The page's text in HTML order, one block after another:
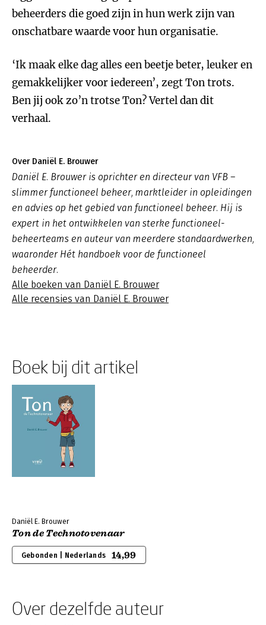
beheerders die goed zijn in hun werk zijn van
onschatbare waarde voor hun organisatie.
‘Ik maak elke dag alles een beetje beter, leuker en
gemakkelijker voor iedereen’, zegt Ton trots.
Ben jij ook zo’n trotse Ton? Vertel dan dit
verhaal.
Over Daniël E. Brouwer
Daniël E. Brouwer is oprichter en directeur van VFB –
slimmer functioneel beheer, marktleider in opleidingen
en advies op het gebied van functioneel beheer. Hij is
expert in het ontwikkelen van sterke functioneel-
beheerteams en auteur van meerdere standaardwerken,
waaronder Hét handboek voor de functioneel
beheerder.
Alle boeken van Daniël E. Brouwer
Alle recensies van Daniël E. Brouwer
Boek bij dit artikel
Daniël E. Brouwer
Ton de Technotovenaar
Gebonden | Nederlands 14,99
Over dezelfde auteur